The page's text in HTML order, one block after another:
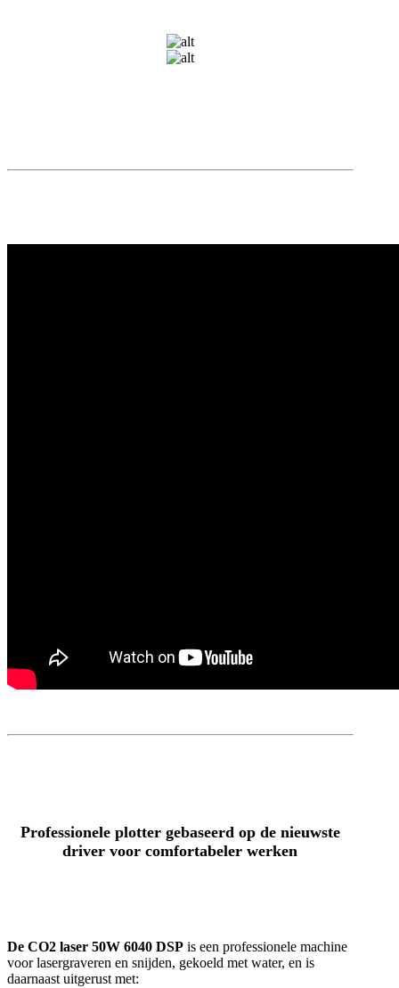
Professionele plotter gebaseerd op de nieuwste
driver voor comfortabeler werken
De CO2 laser 50W 6040 DSP is een professionele machine
voor lasergraveren en snijden, gekoeld met water, en is
daarnaast uitgerust met: